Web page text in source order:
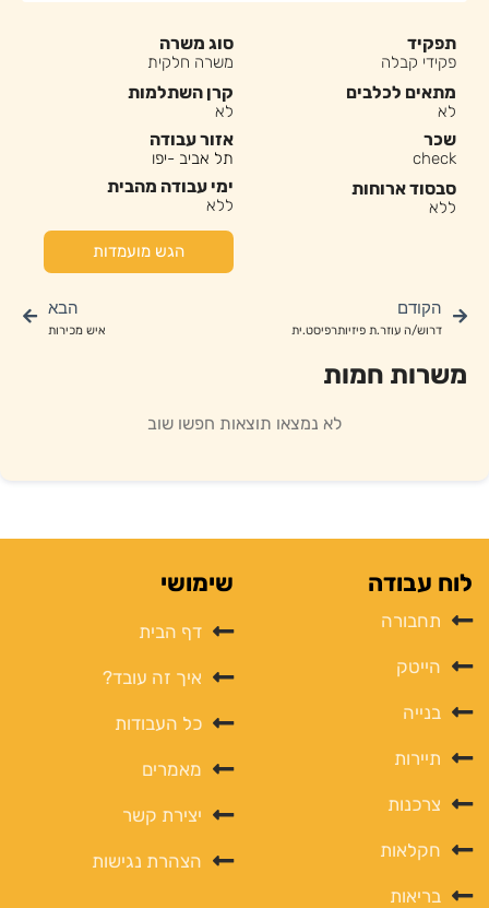
תפקיד
פקידי קבלה
מתאים לכלבים
לא
סוג משרה
משרה חלקית
קרן השתלמות
לא
שכר
check
סבסוד ארוחות
ללא
אזור עבודה
תל אביב -יפו
ימי עבודה מהבית
ללא
הגש מועמדות
הקודם
דרוש/ה עוזר.ת פיזיותרפיסט.ית
הבא
איש מכירות
משרות חמות
לא נמצאו תוצאות חפשו שוב
שימושי
דף הבית
איך זה עובד?
כל העבודות
מאמרים
יצירת קשר
הצהרת נגישות
לוח עבודה
תחבורה
הייטק
בנייה
תיירות
צרכנות
חקלאות
בריאות